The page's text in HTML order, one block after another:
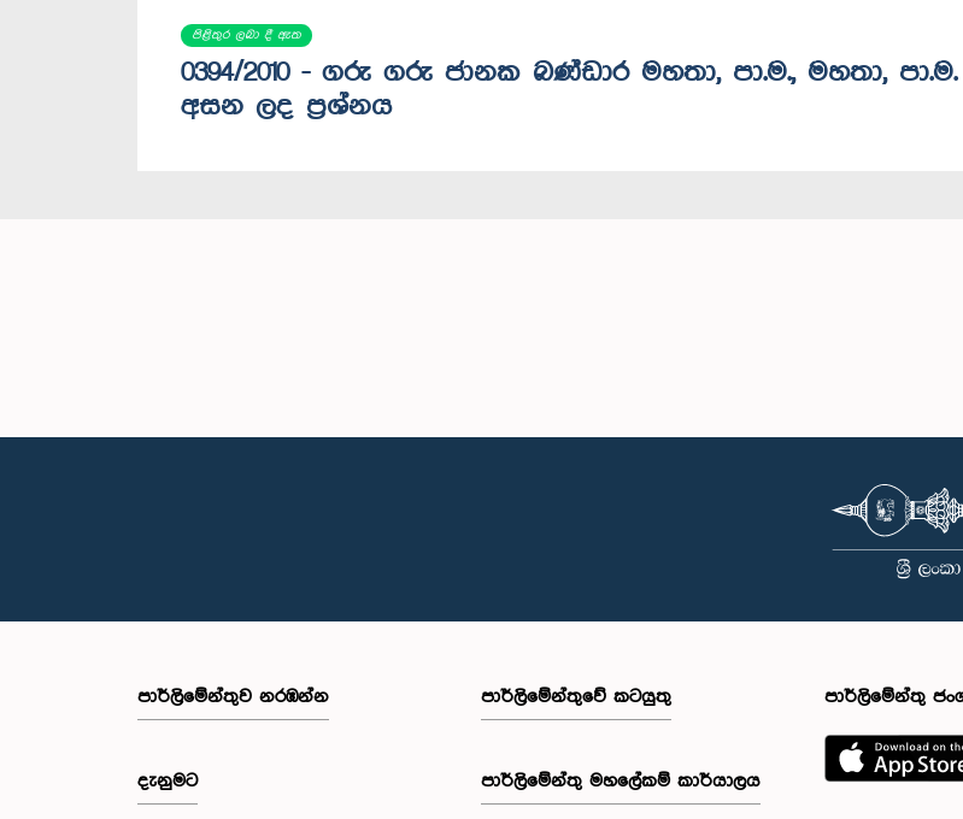
පිළිතුර ලබා දී ඇත
0394/2010 - ගරු ගරු ජානක බණ්ඩාර මහතා, පා.ම., මහතා,
අසන ලද ප්‍රශ්නය
පාර්ලි‌මේන්තුව නරඹන්න
දැනුමට
පාර්ලිමේන්තුවේ කටයුතු
පාර්ලිමේන්තු මහලේකම් කාර්යාලය
පාර්ලිමේන්තු